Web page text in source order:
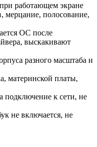
работающем экране
мерцание, полосование,
ОС после
выскакивают
разного масштаба и
материнской платы,
подключение к сети, не
не включается, не